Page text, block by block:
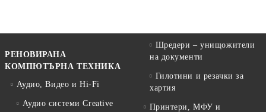
РЕНОВИРАНА
КОМПЮТЪРНА ТЕХНИКА
Аудио, Видео и Hi-Fi
Аудио системи Creative
Шредери – унищожители
на документи
Гилотини и резачки за
хартия
Принтери, МФУ и